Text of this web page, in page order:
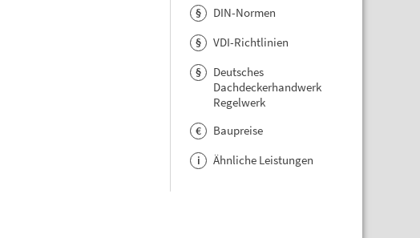
§ DIN-Normen
§ VDI-Richtlinien
§
Deutsches
Dachdeckerhandwerk
Regelwerk
€ Baupreise
i Ähnliche Leistungen